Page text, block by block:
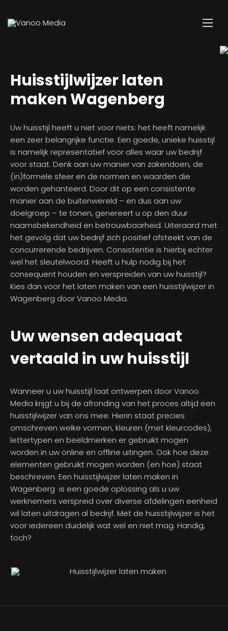
Huisstijlwijzer laten
maken Wagenberg
Uw huisstijl heeft u niet voor niets: het heeft namelijk
een zeer belangrijke functie. Een goede, unieke huisstijl
is namelijk representatief voor alles waar uw bedrijf
voor staat. Denk aan uw manier van zakendoen, de
(in)formele sfeer en de normen en waarden die
worden gehanteerd. Door dit op een consistente
manier aan de buitenwereld – en dus aan uw
doelgroep – te tonen, genereert u op den duur
naamsbekendheid en betrouwbaarheid. Uiteraard met
het gevolg dat uw bedrijf zich positief afsteekt van de
concurrerende bedrijven. Consistentie is hierbij echter
wel het sleutelwoord. Heeft u hulp nodig bij het
consequent houden en verspreiden van uw huisstijl?
Kies dan voor het laten maken van een huisstijlwijzer in
Wagenberg door Vanoo Media.
Uw wensen adequaat
vertaald in uw huisstijl
Wanneer u uw huisstijl laat ontwerpen door Vanoo
Media krijgt u bij de afronding van het proces altijd een
huisstijlwijzer van ons mee. Hierin staat precies
omschreven welke vormen, kleuren (met kleurcodes),
lettertypen en beeldmerken er gebruikt mogen
worden in uw online en offline uitingen. Ook hoe deze
elementen gebruikt mogen worden (en hoe) staat
beschreven. Een huisstijlwijzer laten maken in
Wagenberg is een goede oplossing als u uw
werknemers verspreid over diverse afdelingen eenheid
wil laten uitdragen al bedrijf. Met de huisstijlwijzer is het
voor iedereen duidelijk wat wel en niet mag. Handig,
toch?